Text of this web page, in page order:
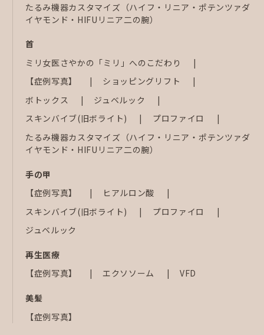
たるみ機器カスタマイズ（ハイフ・リニア・ポテンツァダ
イヤモンド・HIFUリニア二の腕）
首
ミリ女医さやかの「ミリ」へのこだわり
【症例写真】
ショッピングリフト
ボトックス
ジュベルック
スキンバイブ(旧ボライト)
プロファイロ
たるみ機器カスタマイズ（ハイフ・リニア・ポテンツァダ
イヤモンド・HIFUリニア二の腕）
手の甲
【症例写真】
ヒアルロン酸
スキンバイブ(旧ボライト)
プロファイロ
ジュベルック
再生医療
【症例写真】
エクソソーム VFD
美髪
【症例写真】